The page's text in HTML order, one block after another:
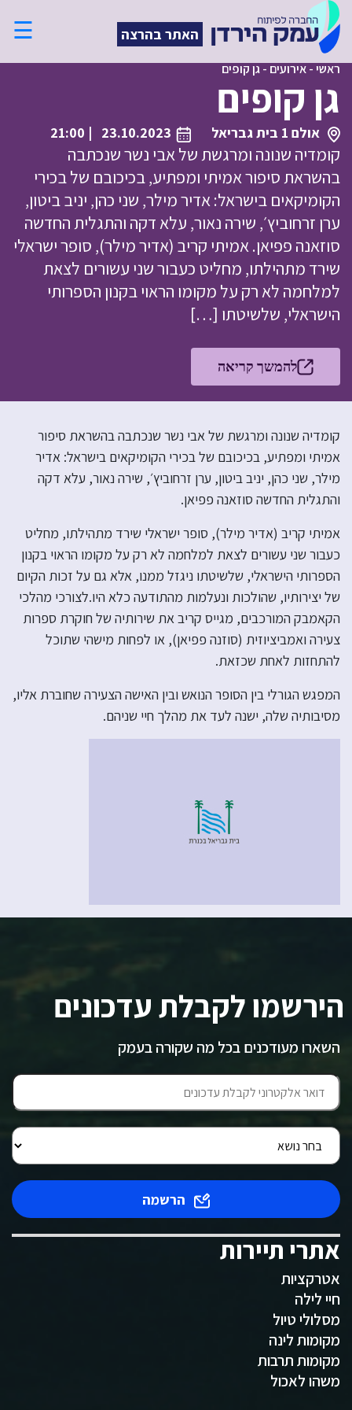
האתר בהרצה ☰
ראשי-אירועים -גן קופים
גן קופים
אולם 1 בית גבריאל 23.10.2023
| 21:00
קומדיה שנונה ומרגשת של אבי נשר שנכתבה
בהשראת סיפור אמיתי ומפתיע, בכיכובם של בכירי
הקומיקאים בישראל: אדיר מילר, שני כהן, יניב ביטון,
ערן זרחוביץ׳, שירה נאור, עלא דקה והתגלית החדשה
סוזאנה פפיאן. אמיתי קריב (אדיר מילר), סופר ישראלי
שירד מתהילתו, מחליט כעבור שני עשורים לצאת
למלחמה לא רק על מקומו הראוי בקנון הספרותי
הישראלי, שלשיטתו […]
להמשך קריאה
קומדיה שנונה ומרגשת של אבי נשר שנכתבה בהשראת סיפור
אמיתי ומפתיע, בכיכובם של בכירי הקומיקאים בישראל: אדיר
מילר, שני כהן, יניב ביטון, ערן זרחוביץ׳, שירה נאור, עלא דקה
והתגלית החדשה סוזאנה פפיאן.
אמיתי קריב (אדיר מילר), סופר ישראלי שירד מתהילתו, מחליט
כעבור שני עשורים לצאת למלחמה לא רק על מקומו הראוי בקנון
הספרותי הישראלי, שלשיטתו ניגזל ממנו, אלא גם על זכות הקיום
של יצירותיו, שהולכות ונעלמות מהתודעה כלא היו.לצורכי מהלכי
הקאמבק המורכבים, מגייס קריב את שירותיה של חוקרת ספרות
צעירה ואמביציוזית (סוזנה פפיאן), או לפחות מישהי שתוכל
להתחזות לאחת שכזאת.
המפגש הגורלי בין הסופר הנואש ובין האישה הצעירה שחוברת אליו,
מסיבותיה שלה, ישנה לעד את מהלך חיי שניהם.
הירשמו לקבלת עדכונים
השארו מעודכנים בכל מה שקורה בעמק
הרשמה
אתרי תיירות
אטרקציות
חיי לילה
מסלולי טיול
מקומות לינה
מקומות תרבות
משהו לאכול